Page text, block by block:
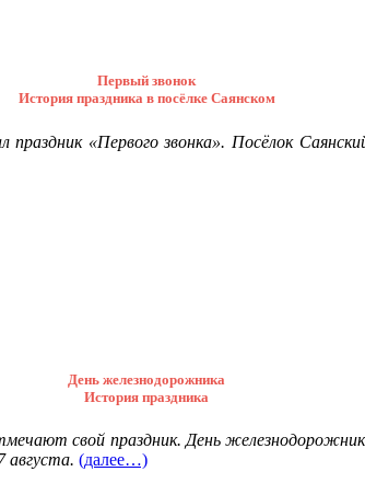
Первый звонок
История праздника в посёлке Саянском
«Первого звонка». Посёлок
День железнодорожника
История праздника
свой праздник. День
августа. (далее…)